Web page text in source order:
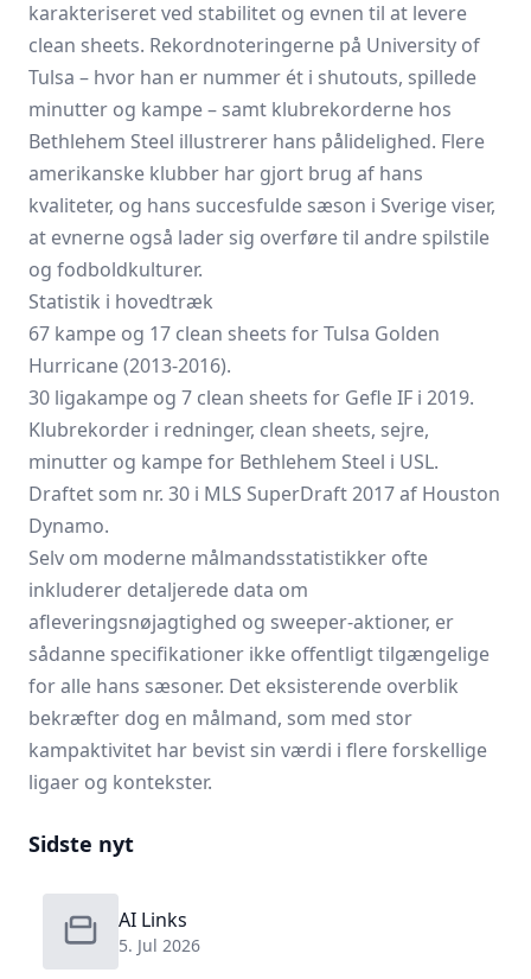
karakteriseret ved stabilitet og evnen til at levere
clean sheets. Rekordnoteringerne på University of
Tulsa – hvor han er nummer ét i shutouts, spillede
minutter og kampe – samt klubrekorderne hos
Bethlehem Steel illustrerer hans pålidelighed. Flere
amerikanske klubber har gjort brug af hans
kvaliteter, og hans succesfulde sæson i Sverige viser,
at evnerne også lader sig overføre til andre spilstile
og fodboldkulturer.
Statistik i hovedtræk
67 kampe og 17 clean sheets for Tulsa Golden
Hurricane (2013-2016).
30 ligakampe og 7 clean sheets for Gefle IF i 2019.
Klubrekorder i redninger, clean sheets, sejre,
minutter og kampe for Bethlehem Steel i USL.
Draftet som nr. 30 i MLS SuperDraft 2017 af Houston
Dynamo.
Selv om moderne målmandsstatistikker ofte
inkluderer detaljerede data om
afleveringsnøjagtighed og sweeper-aktioner, er
sådanne specifikationer ikke offentligt tilgængelige
for alle hans sæsoner. Det eksisterende overblik
bekræfter dog en målmand, som med stor
kampaktivitet har bevist sin værdi i flere forskellige
ligaer og kontekster.
Sidste nyt
AI Links
5. Jul 2026